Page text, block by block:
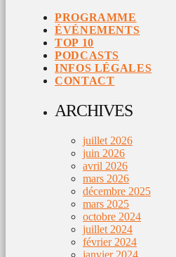
PROGRAMME
ÉVÉNEMENTS
TOP 10
PODCASTS
INFOS LÉGALES
CONTACT
ARCHIVES
juillet 2026
juin 2026
avril 2026
mars 2026
décembre 2025
mars 2025
octobre 2024
juillet 2024
février 2024
janvier 2024